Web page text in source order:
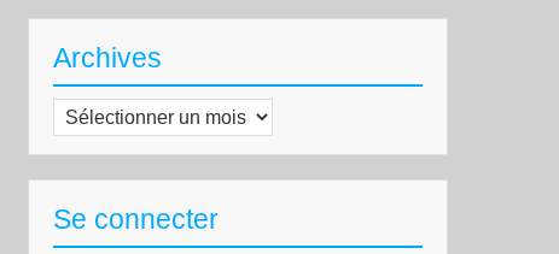
Archives
Archives
Se connecter